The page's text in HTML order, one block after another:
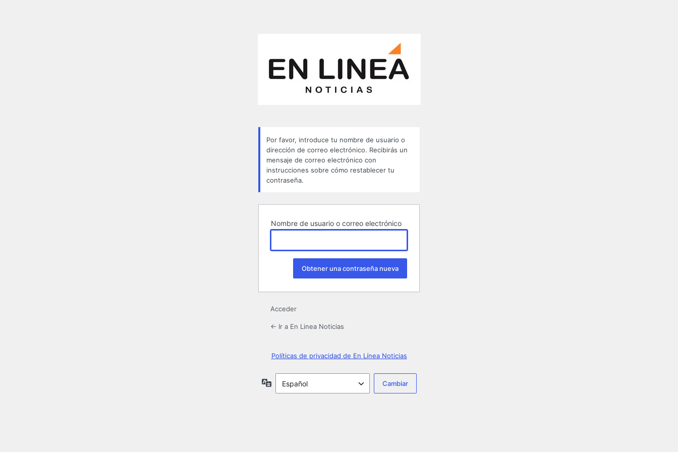
Por favor, introduce tu nombre de usuario o
dirección de correo electrónico. Recibirás un
mensaje de correo electrónico con
instrucciones sobre cómo restablecer tu
contraseña.
Nombre de usuario o correo electrónico
Acceder
← Ir a En Linea Noticias
Políticas de privacidad de En Línea Noticias
Idioma